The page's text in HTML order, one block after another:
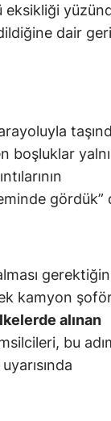
eksikliği
dair geri
boşluklar
gördük”
kamyon
alınan
bu